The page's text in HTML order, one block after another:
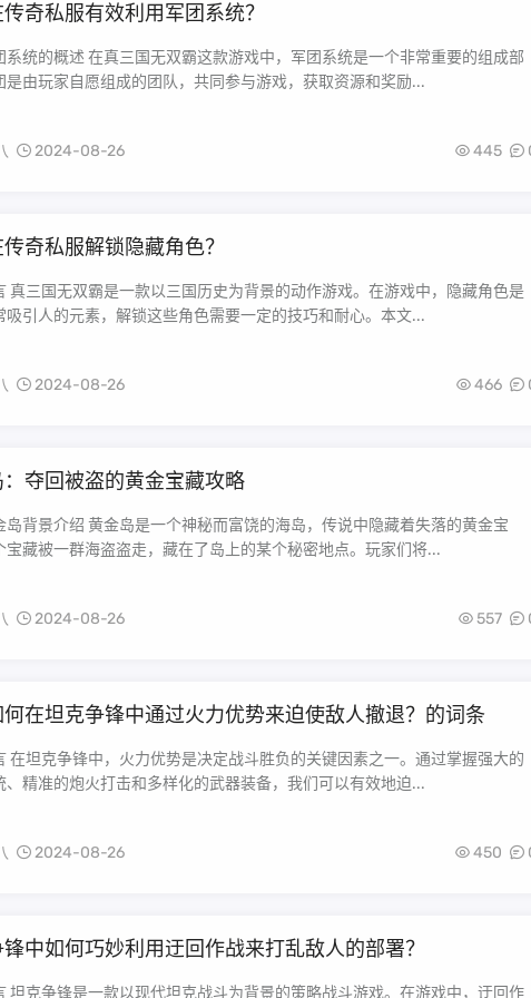
奇私服有效利用军团系统？
系统的概述 在真三国无双霸这款游戏中，军团系统是一个非常重要的组成部
是由玩家自愿组成的团队，共同参与游戏，获取资源和奖励...
2024-08-26 445
奇私服解锁隐藏角色？
真三国无双霸是一款以三国历史为背景的动作游戏。在游戏中，隐藏角色是
吸引人的元素，解锁这些角色需要一定的技巧和耐心。本文...
2024-08-26 466
：夺回被盗的黄金宝藏攻略
岛背景介绍 黄金岛是一个神秘而富饶的海岛，传说中隐藏着失落的黄金宝
宝藏被一群海盗盗走，藏在了岛上的某个秘密地点。玩家们将...
2024-08-26 557
在坦克争锋中通过火力优势来迫使敌人撤退？的词条
在坦克争锋中，火力优势是决定战斗胜负的关键因素之一。通过掌握强大的
、精准的炮火打击和多样化的武器装备，我们可以有效地迫...
2024-08-26 450
中如何巧妙利用迂回作战来打乱敌人的部署？
坦克争锋是一款以现代坦克战斗为背景的策略战斗游戏。在游戏中，迂回作